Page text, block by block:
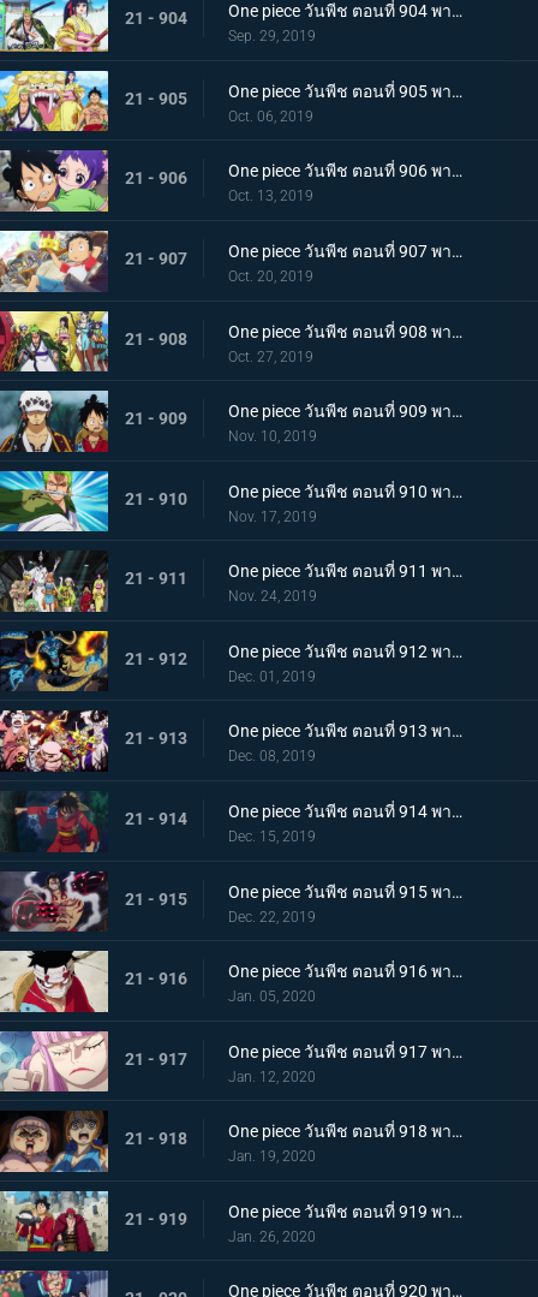
21 - 904 One piece วันพีช ตอนที่ 904 พากย์ไทย ลูฟี่เดือดจัด ช่วยทามะจากอันตราย!
Sep. 29, 2019
21 - 905 One piece วันพีช ตอนที่ 905 พากย์ไทย การชิงโอทามะคืน! ศึกอันดุเดือดกับโฮลด์เดม!
Oct. 06, 2019
21 - 906 One piece วันพีช ตอนที่ 906 พากย์ไทย ดวลตัวต่อตัว ระหว่างหมอผีกับหมอแห่งความตาย!
Oct. 13, 2019
21 - 907 One piece วันพีช ตอนที่ 907 พากย์ไทย ตอนพิเศษ ฉลองวันพีซครบรอบ 20 ปี "โรแมนซ์ดอวน์"
Oct. 20, 2019
21 - 908 One piece วันพีช ตอนที่ 908 พากย์ไทย เรือสมบัติมาถึงแล้ว ลูฟี่ทาโร่แทนคุณ!
Oct. 27, 2019
21 - 909 One piece วันพีช ตอนที่ 909 พากย์ไทย สุสานแสนลึกลับ การพบกันอีกครั้งที่ซากปราสาทโอเด้ง!
Nov. 10, 2019
21 - 910 One piece วันพีช ตอนที่ 910 พากย์ไทย ซามูไรในตำนาน ชายผู้ที่โรเจอร์หลงใหล!
Nov. 17, 2019
21 - 911 One piece วันพีช ตอนที่ 911 พากย์ไทย เริ่มแผนการลับ เปิดฉากโค่นหนึ่งในสี่จักรพรรดิ
Nov. 24, 2019
21 - 912 One piece วันพีช ตอนที่ 912 พากย์ไทย ชายผู้แข็งแกร่งที่สุด หัวหน้ากองโจรสุดแกร่งชูเท็นมารุ!
Dec. 01, 2019
21 - 913 One piece วันพีช ตอนที่ 913 พากย์ไทย พ่ายแพ้อย่างหมดรูป ลมหายใจพิโรธของไคโด!
Dec. 08, 2019
21 - 914 One piece วันพีช ตอนที่ 914 พากย์ไทย การต่อสู้อันดุเดือด ลูฟี่ที่บุกเข้าใส่ปะทะไคโด
Dec. 15, 2019
21 - 915 One piece วันพีช ตอนที่ 915 พากย์ไทย การทำลายล้าง! ท่าไม้ตายเผด็จศึกอัสนีแปดทิศ!
Dec. 22, 2019
21 - 916 One piece วันพีช ตอนที่ 916 พากย์ไทย ลูฟี่ผู้ถูกเย้ยหยัน นรกบนดินที่เหมืองนักโทษ
Jan. 05, 2020
21 - 917 One piece วันพีช ตอนที่ 917 พากย์ไทย ดินแดนศักดิ์สิทธิ์สั่นคลอน หนวดดำ 1 ใน 4 จักรพรรดิผู้ไม่เกรงกลัวใคร
Jan. 12, 2020
21 - 918 One piece วันพีช ตอนที่ 918 พากย์ไทย เริ่มดำเนินการ แผนการใหญ่โค่นล้มไคโด!
Jan. 19, 2020
21 - 919 One piece วันพีช ตอนที่ 919 พากย์ไทย ความโกลาหล! นักโทษลูฟี่กับคิด!
Jan. 26, 2020
One piece วันพีช ตอนที่ 920 พากย์ไทย ร้านสุดดัง! โซบะหมายเลข 18 ของซันจิ!